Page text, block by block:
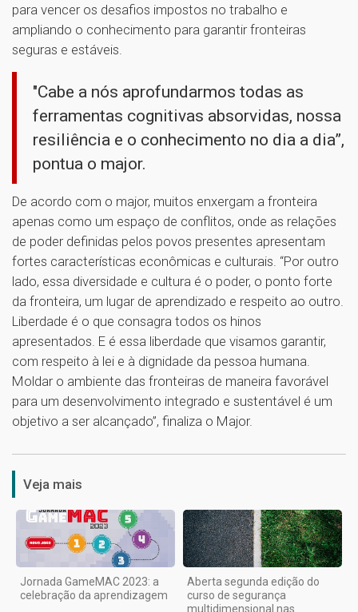
para vencer os desafios impostos no trabalho e
ampliando o conhecimento para garantir fronteiras
seguras e estáveis.
"Cabe a nós aprofundarmos todas as
ferramentas cognitivas absorvidas, nossa
resiliência e o conhecimento no dia a dia”,
pontua o major.
De acordo com o major, muitos enxergam a fronteira
apenas como um espaço de conflitos, onde as relações
de poder definidas pelos povos presentes apresentam
fortes características econômicas e culturais. “Por outro
lado, essa diversidade e cultura é o poder, o ponto forte
da fronteira, um lugar de aprendizado e respeito ao outro.
Liberdade é o que consagra todos os hinos
apresentados. E é essa liberdade que visamos garantir,
com respeito à lei e à dignidade da pessoa humana.
Moldar o ambiente das fronteiras de maneira favorável
para um desenvolvimento integrado e sustentável é um
objetivo a ser alcançado”, finaliza o Major.
1
Veja mais
Jornada GameMAC 2023: a
celebração da aprendizagem
Aberta segunda edição do
curso de segurança
multidimensional nas